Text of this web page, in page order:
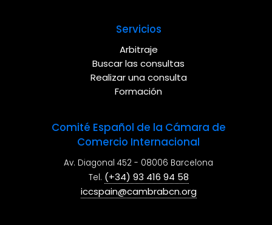
Servicios
Arbitraje
Buscar las consultas
Realizar una consulta
Formación
Comité Español de la Cámara de
Comercio Internacional
Av. Diagonal 452 - 08006 Barcelona
Tel. (+34) 93 416 94 58
iccspain@cambrabcn.org